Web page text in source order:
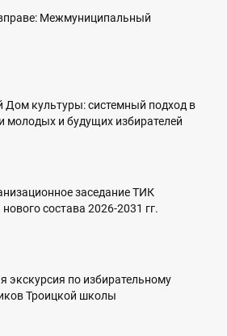
Межмуниципальный
Дом культуры: системный подход в
молодых и будущих избирателей
заседание ТИК
состава 2026-2031 гг.
экскурсия по избирательному
Троицкой школы